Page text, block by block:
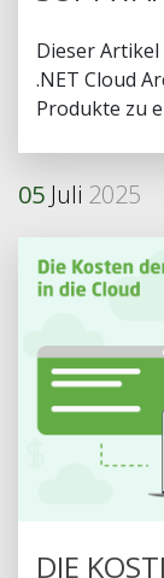
Dieser
.NET Cloud
Produkte zu
05 Juli 2025
DIE